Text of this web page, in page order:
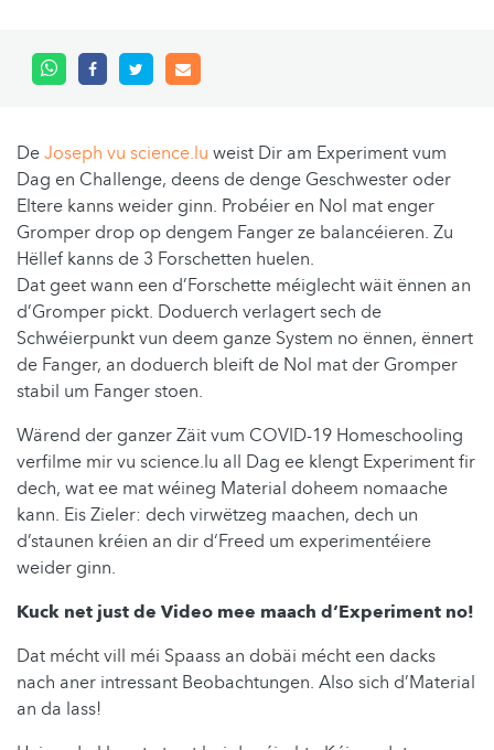
DeJoseph vu science.lu weist Dir am Experiment vum
Dag en Challenge, deens de denge Geschwester oder
Eltere kanns weider ginn. Probéier en Nol mat enger
Gromper drop op dengem Fanger ze balancéieren. Zu
Hëllef kanns de 3 Forschetten huelen.
Dat geet wann een d’Forschette méiglecht wäit ënnen an
d’Gromper pickt. Doduerch verlagert sech de
Schwéierpunkt vun deem ganze System no ënnen, ënnert
de Fanger, an doduerch bleift de Nol mat der Gromper
stabil um Fanger stoen.
Wärend der ganzer Zäit vum COVID-19 Homeschooling
verfilme mir vu science.lu all Dag ee klengt Experiment fir
dech, wat ee mat wéineg Material doheem nomaache
kann. Eis Zieler: dech virwëtzeg maachen, dech un
d’staunen kréien an dir d‘Freed um experimentéiere
weider ginn.
Kuck net just de Video mee maach d‘Experiment no!
Dat mécht vill méi Spaass an dobäi mécht een dacks
nach aner intressant Beobachtungen. Also sich d’Material
an da lass!